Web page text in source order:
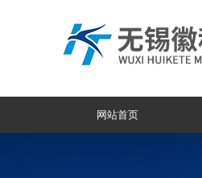
网站首页